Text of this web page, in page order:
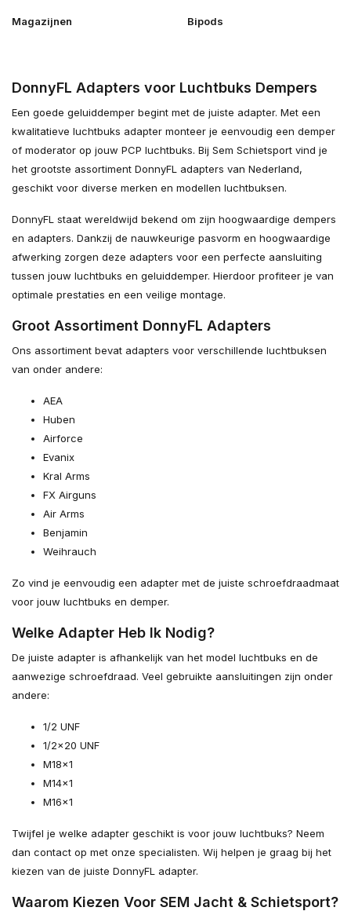
Magazijnen Bipods
DonnyFL Adapters voor Luchtbuks Dempers
Een goede geluiddemper begint met de juiste adapter. Met een
kwalitatieve luchtbuks adapter monteer je eenvoudig een demper
of moderator op jouw PCP luchtbuks. Bij Sem Schietsport vind je
het grootste assortiment DonnyFL adapters van Nederland,
geschikt voor diverse merken en modellen luchtbuksen.
DonnyFL staat wereldwijd bekend om zijn hoogwaardige dempers
en adapters. Dankzij de nauwkeurige pasvorm en hoogwaardige
afwerking zorgen deze adapters voor een perfecte aansluiting
tussen jouw luchtbuks en geluiddemper. Hierdoor profiteer je van
optimale prestaties en een veilige montage.
Groot Assortiment DonnyFL Adapters
Ons assortiment bevat adapters voor verschillende luchtbuksen
van onder andere:
AEA
Huben
Airforce
Evanix
Kral Arms
FX Airguns
Air Arms
Benjamin
Weihrauch
Zo vind je eenvoudig een adapter met de juiste schroefdraadmaat
voor jouw luchtbuks en demper.
Welke Adapter Heb Ik Nodig?
De juiste adapter is afhankelijk van het model luchtbuks en de
aanwezige schroefdraad. Veel gebruikte aansluitingen zijn onder
andere:
1/2 UNF
1/2x20 UNF
M18x1
M14x1
M16x1
Twijfel je welke adapter geschikt is voor jouw luchtbuks? Neem
dan contact op met onze specialisten. Wij helpen je graag bij het
kiezen van de juiste DonnyFL adapter.
Waarom Kiezen Voor SEM Jacht & Schietsport?